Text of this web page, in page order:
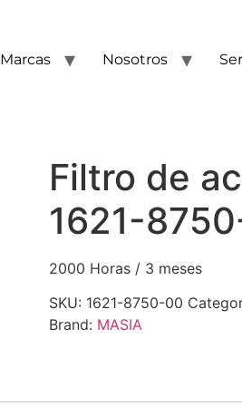
Marcas Nosotros
Filtro de
1621-
2000 Horas / 3 meses
SKU: 1621-8750-00
Brand: MASIA